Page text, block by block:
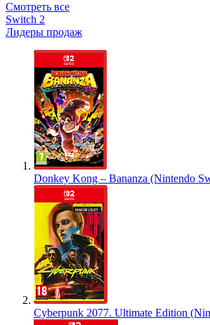
Смотреть все
Switch 2
Лидеры продаж
Donkey Kong – Bananza (Nintendo
Cyberpunk 2077. Ultimate Edition